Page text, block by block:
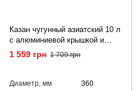
Казан чугунный азиатский 10 л
с алюминиевой крышкой и
треногой
1 559 грн 1 709 грн
Диаметр, мм
360